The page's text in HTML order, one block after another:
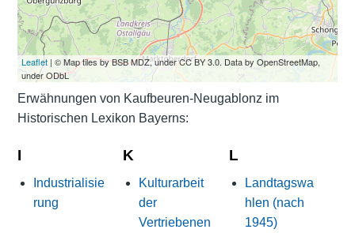
Leaflet| © Map tiles by BSB MDZ, under CC BY 3.0. Data by OpenStreetMap,
under ODbL
Erwähnungen von Kaufbeuren-Neugablonz im
Historischen Lexikon Bayerns:
I
Industrialisie
rung
K
Kulturarbeit
der
Vertriebenen
L
Landtagswa
hlen (nach
1945)